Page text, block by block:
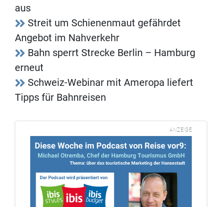
aus
Streit um Schienenmaut gefährdet
Angebot im Nahverkehr
Bahn sperrt Strecke Berlin – Hamburg
erneut
Schweiz-Webinar mit Ameropa liefert
Tipps für Bahnreisen
ANZEIGE